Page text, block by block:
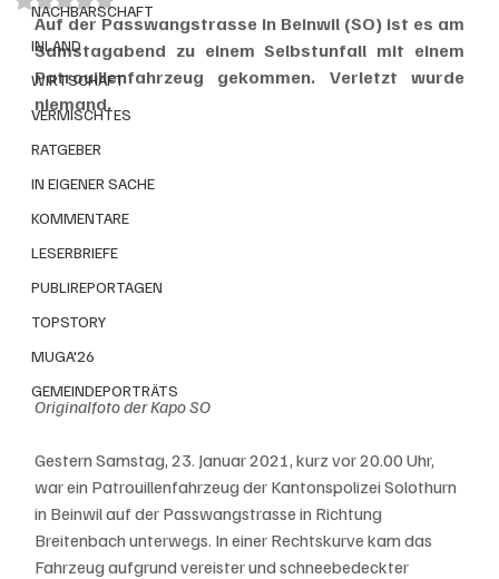
NACHBARSCHAFT
INLAND
WIRTSCHAFT
VERMISCHTES
RATGEBER
IN EIGENER SACHE
KOMMENTARE
LESERBRIEFE
PUBLIREPORTAGEN
TOPSTORY
MUGA'26
GEMEINDEPORTRÄTS
Auf der Passwangstrasse in Beinwil (SO) ist es am
Samstagabend zu einem Selbstunfall mit einem
Patrouillenfahrzeug gekommen. Verletzt wurde
niemand.
Originalfoto der Kapo SO
Gestern Samstag, 23. Januar 2021, kurz vor 20.00 Uhr,
war ein Patrouillenfahrzeug der Kantonspolizei Solothurn
in Beinwil auf der Passwangstrasse in Richtung
Breitenbach unterwegs. In einer Rechtskurve kam das
Fahrzeug aufgrund vereister und schneebedeckter